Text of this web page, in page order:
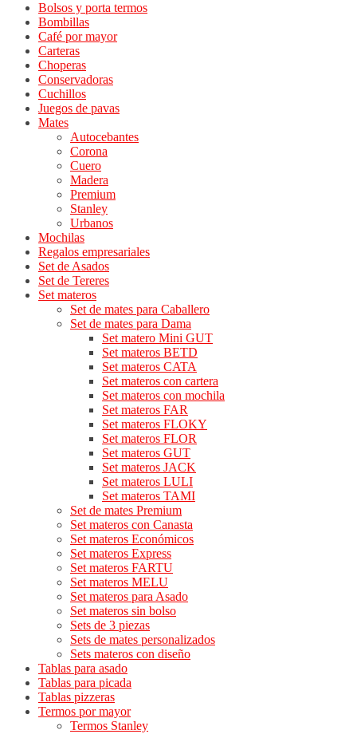
Bolsos y porta termos
Bombillas
Café por mayor
Carteras
Choperas
Conservadoras
Cuchillos
Juegos de pavas
Mates
Autocebantes
Corona
Cuero
Madera
Premium
Stanley
Urbanos
Mochilas
Regalos empresariales
Set de Asados
Set de Tereres
Set materos
Set de mates para Caballero
Set de mates para Dama
Set matero Mini GUT
Set materos BETD
Set materos CATA
Set materos con cartera
Set materos con mochila
Set materos FAR
Set materos FLOKY
Set materos FLOR
Set materos GUT
Set materos JACK
Set materos LULI
Set materos TAMI
Set de mates Premium
Set materos con Canasta
Set materos Económicos
Set materos Express
Set materos FARTU
Set materos MELU
Set materos para Asado
Set materos sin bolso
Sets de 3 piezas
Sets de mates personalizados
Sets materos con diseño
Tablas para asado
Tablas para picada
Tablas pizzeras
Termos por mayor
Termos Stanley